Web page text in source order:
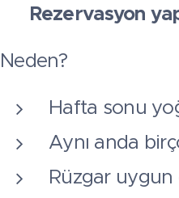
Rezervasyon
Neden?
Hafta sonu
Aynı anda
Rüzgar uygun